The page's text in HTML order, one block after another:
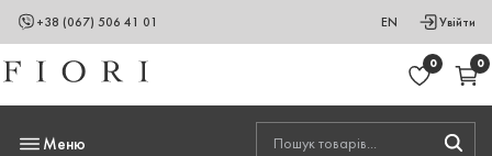
+38 (067) 506 41 01 EN Увійти
0 0
Меню